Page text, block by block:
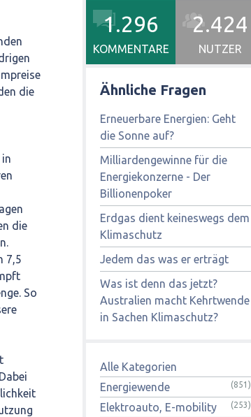
die
die
7,5
So
1.296
KOMMENTARE
2.424
NUTZER
Ähnliche Fragen
Erneuerbare Energien: Geht
die Sonne auf?
Milliardengewinne für die
Energiekonzerne - Der
Billionenpoker
Erdgas dient keineswegs dem
Klimaschutz
Jedem das was er erträgt
Was ist denn das jetzt?
Australien macht Kehrtwende
in Sachen Klimaschutz?
Alle Kategorien
Energiewende
(851)
Elektroauto, E-mobility (253)